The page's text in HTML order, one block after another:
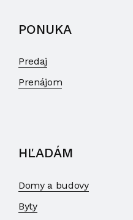
PONUKA
Predaj
Prenájom
HĽADÁM
Domy a budovy
Byty